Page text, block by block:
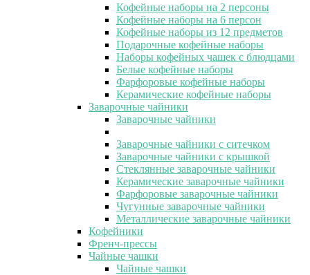
Кофейные наборы на 2 персоны
Кофейные наборы на 6 персон
Кофейные наборы из 12 предметов
Подарочные кофейные наборы
Наборы кофейных чашек с блюдцами
Белые кофейные наборы
Фарфоровые кофейные наборы
Керамические кофейные наборы
Заварочные чайники
Заварочные чайники
Заварочные чайники с ситечком
Заварочные чайники с крышкой
Стеклянные заварочные чайники
Керамические заварочные чайники
Фарфоровые заварочные чайники
Чугунные заварочные чайники
Металлические заварочные чайники
Кофейники
Френч-прессы
Чайные чашки
Чайные чашки